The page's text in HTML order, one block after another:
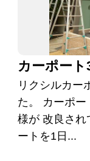
カーポート
リクシルカー
た。 カーポ
様が 改良され
ートを1日...